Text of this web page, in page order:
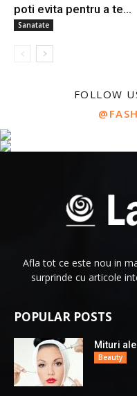
poti evita pentru a te...
Sanatate
FOLLOW
Afla tot ce este nou in
surprinde cu articole
POPULAR POSTS
Mituri
Beauty